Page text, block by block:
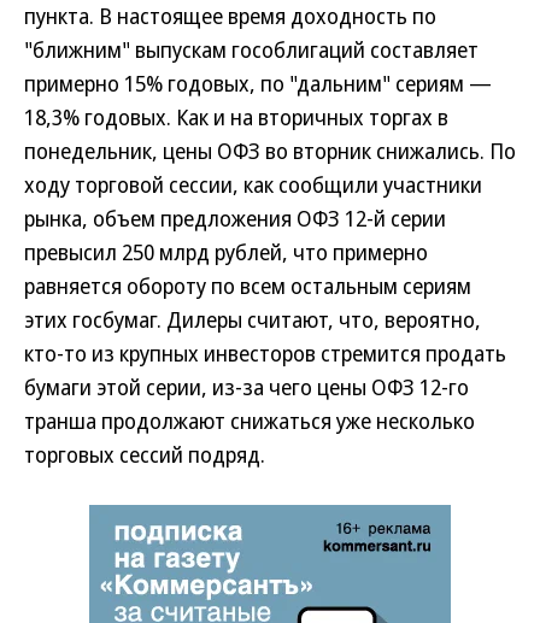
пункта. В настоящее время доходность по
"ближним" выпускам гособлигаций составляет
примерно 15% годовых, по "дальним" сериям —
18,3% годовых. Как и на вторичных торгах в
понедельник, цены ОФЗ во вторник снижались. По
ходу торговой сессии, как сообщили участники
рынка, объем предложения ОФЗ 12-й серии
превысил 250 млрд рублей, что примерно
равняется обороту по всем остальным сериям
этих госбумаг. Дилеры считают, что, вероятно,
кто-то из крупных инвесторов стремится продать
бумаги этой серии, из-за чего цены ОФЗ 12-го
транша продолжают снижаться уже несколько
торговых сессий подряд.